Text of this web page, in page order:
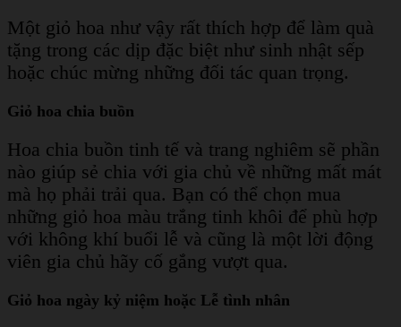
Một giỏ hoa như vậy rất thích hợp để làm quà
tặng trong các dịp đặc biệt như sinh nhật sếp
hoặc chúc mừng những đối tác quan trọng.
Giỏ hoa chia buồn
Hoa chia buồn tinh tế và trang nghiêm sẽ phần
nào giúp sẻ chia với gia chủ về những mất mát
mà họ phải trải qua. Bạn có thể chọn mua
những giỏ hoa màu trắng tinh khôi để phù hợp
với không khí buổi lễ và cũng là một lời động
viên gia chủ hãy cố gắng vượt qua.
Giỏ hoa ngày kỷ niệm hoặc Lễ tình nhân